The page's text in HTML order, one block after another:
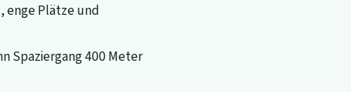
Plätze und
Spaziergang 400 Meter